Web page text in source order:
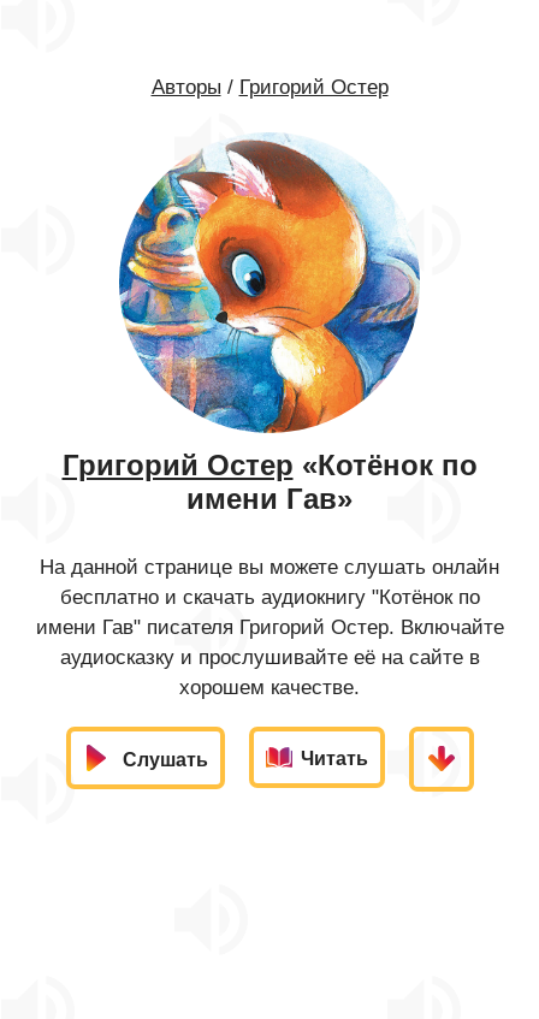
Авторы / Григорий Остер
Григорий Остер «Котёнок по
имени Гав»
На данной странице вы можете слушать онлайн
бесплатно и скачать аудиокнигу "Котёнок по
имени Гав" писателя Григорий Остер. Включайте
аудиосказку и прослушивайте её на сайте в
хорошем качестве.
Слушать Читать